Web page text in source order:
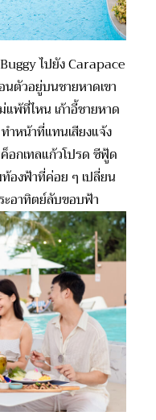
BuggyไปยังCarapace
นตัวอยู่บนชายหาดเขา
แพ้ที่ไหน เก้าอี้ชายหาด
ทำหน้าที่แทนเสียงแจ้ง
อกเทลแก้วโปรด ซีฟู้ด
องฟ้าที่ค่อย ๆ เปลี่ยน
ะอาทิตย์ลับขอบฟ้า